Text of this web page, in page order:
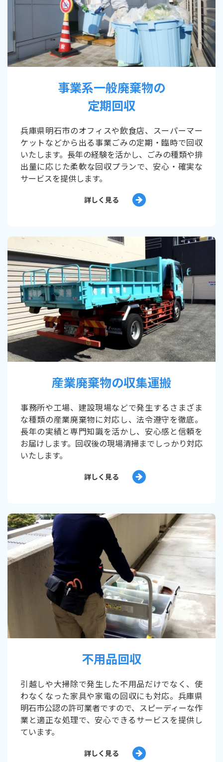
事業系一般廃棄物の
定期回収
兵庫県明石市のオフィスや飲食店、スーパーマー
ケットなどから出る事業ごみの定期・臨時で回収
いたします。長年の経験を活かし、ごみの種類や排
出量に応じた柔軟な回収プランで、安心・確実な
サービスを提供します。
詳しく見る
産業廃棄物の収集運搬
事務所や工場、建設現場などで発生するさまざま
な種類の産業廃棄物に対応し、法令遵守を徹底。
長年の実績と専門知識を活かし、安心感と信頼を
お届けします。回収後の現場清掃までしっかり対応
いたします。
詳しく見る
不用品回収
引越しや大掃除で発生した不用品だけでなく、使
わなくなった家具や家電の回収にも対応。兵庫県
明石市公認の許可業者ですので、スピーディーな作
業と適正な処理で、安心できるサービスを提供し
ています。
詳しく見る